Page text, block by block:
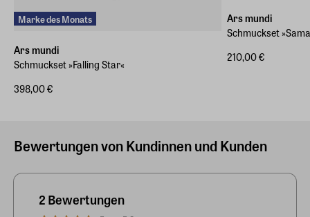
Marke des Monats
Ars mundi
Schmuckset »Falling Star«
398,00 €
Ars mundi
Schmuckset
210,00 €
Bewertungen von Kundinnen und Kunden
2 Bewertungen